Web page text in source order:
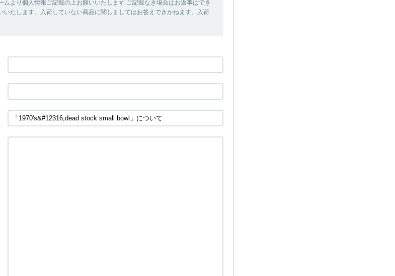
ムより個人情報ご記載の上お願いいたします ご記載なき場合はお返事はでき
いたします。入荷していない商品に関しましてはお答えできかねます。入荷